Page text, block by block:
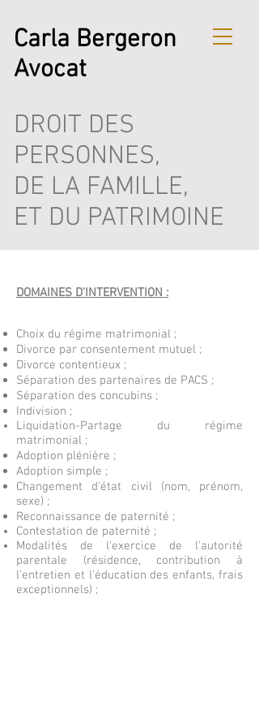
Carla Bergeron
Avocat
DROIT DES
PERSONNES,
DE LA FAMILLE,
ET DU PATRIMOINE
DOMAINES D'INTERVENTION :
Choix du régime matrimonial ;
Divorce par consentement mutuel ;
Divorce contentieux ;
Séparation des partenaires de PACS ;
Séparation des concubins ;
Indivision ;
Liquidation-Partage du régime
matrimonial ;
Adoption plénière ;
Adoption simple ;
Changement d'état civil (nom, prénom,
sexe) ;
Reconnaissance de paternité ;
Contestation de paternité ;
Modalités de l'exercice de l'autorité
parentale (résidence, contribution à
l'entretien et l'éducation des enfants, frais
exceptionnels) ;